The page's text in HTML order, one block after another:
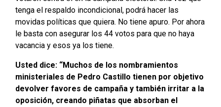
tenga el respaldo incondicional, podrá hacer las
movidas políticas que quiera. No tiene apuro. Por ahora
le basta con asegurar los 44 votos para que no haya
vacancia y esos ya los tiene.
Usted dice: “Muchos de los nombramientos
ministeriales de Pedro Castillo tienen por objetivo
devolver favores de campaña y también irritar a la
oposición, creando piñatas que absorban el